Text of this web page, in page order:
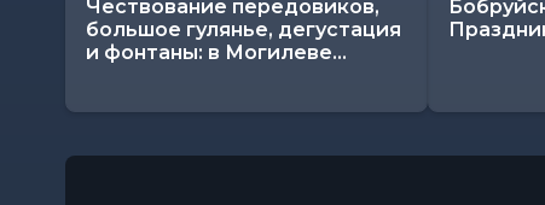
Чествование передовиков,
большое гулянье, дегустация
и фонтаны: в Могилеве...